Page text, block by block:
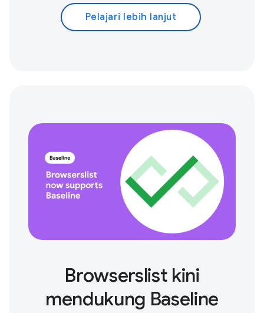
Pelajari lebih lanjut
Browserslist kini
mendukung Baseline